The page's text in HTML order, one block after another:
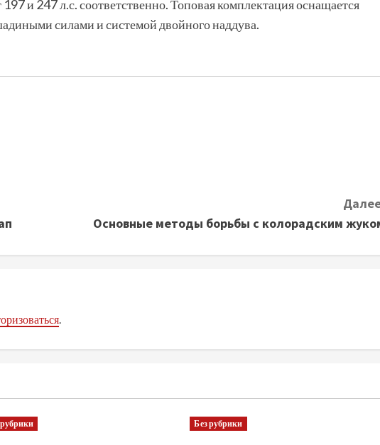
и 247 л.с. соответственно. Топовая комплектация оснащается
силами и системой двойного наддува.
Основные методы борьбы с колорадским
.
Без рубрики